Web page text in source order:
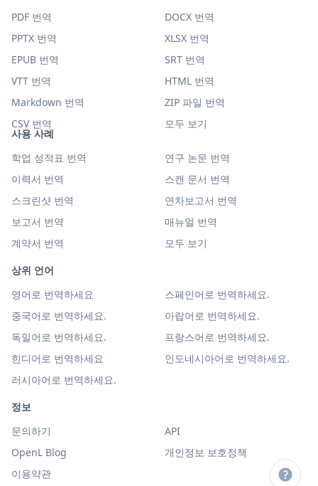
사용 사례
학업 성적표 번역
연구 논문 번역
이력서 번역
스캔 문서 번역
스크린샷 번역
연차보고서 번역
보고서 번역
매뉴얼 번역
계약서 번역
모두 보기
상위 언어
영어로 번역하세요
스페인어로 번역하세요.
중국어로 번역하세요.
아랍어로 번역하세요.
독일어로 번역하세요.
프랑스어로 번역하세요.
힌디어로 번역하세요
인도네시아어로 번역하세요.
러시아어로 번역하세요.
PDF 번역
DOCX 번역
PPTX 번역
XLSX 번역
EPUB 번역
SRT 번역
VTT 번역
HTML 번역
Markdown 번역
ZIP 파일 번역
CSV 번역
모두 보기
정보
문의하기
API
OpenL Blog
개인정보 보호정책
이용약관